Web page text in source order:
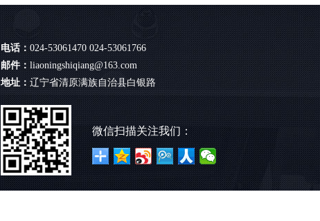
电话：024-53061470 024-53061766
邮件：liaoningshiqiang@163.com
地址：辽宁省清原满族自治县白银路
微信扫描关注我们：